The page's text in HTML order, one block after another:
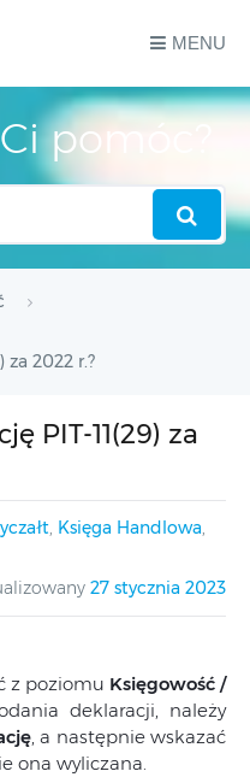
MENU
pomóc?
za 2022 r.?
PIT-11(29) za
, Księga Handlowa,
27 stycznia 2023
z poziomu Księgowość /
deklaracji, należy
, a następnie wskazać
ona wyliczana.